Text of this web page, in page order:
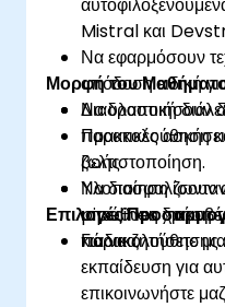
Mistral και
Να εφαρμόσουν
απόδοση ειδική
Να υλοποιήσουν
παρακολούθηση
ζωής.
Να διασφαλίσουν
υπεύθυνη χρήση
κώδικα.
Μορφή του
Διαδραστική
Πρακτικές
βελτιστοποίηση.
Υλοποίηση
pipelines
παρακολούθησης.
Επιλογές
Για να ζητήσετε
εκπαίδευση για
επικοινωνήστε